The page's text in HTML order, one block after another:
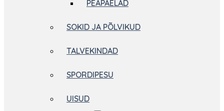
PEAPAELAD
SOKID JA PÕLVIKUD
TALVEKINDAD
SPORDIPESU
UISUD